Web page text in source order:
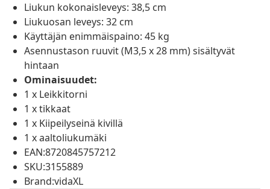
Liukun kokonaisleveys: 38,5 cm
Liukuosan leveys: 32 cm
Käyttäjän enimmäispaino: 45 kg
Asennustason ruuvit (M3,5 x 28 mm) sisältyvät
hintaan
Ominaisuudet:
1 x Leikkitorni
1 x tikkaat
1 x Kiipeilyseinä kivillä
1 x aaltoliukumäki
EAN:8720845757212
SKU:3155889
Brand:vidaXL